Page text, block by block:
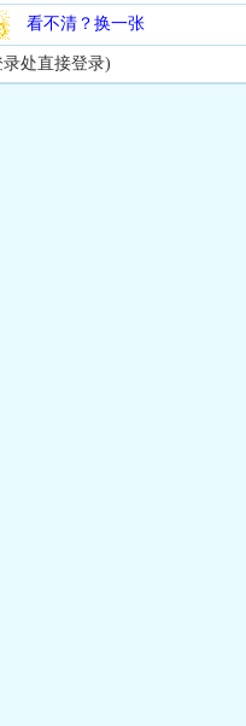
看不清？换一张
处直接登录)